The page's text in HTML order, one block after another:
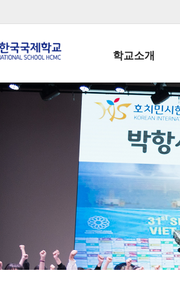
학교소개
학교장인사말
학생회장인사말
학교상징
학교 CI
교직원현황
학생현황
위치/전화
전경사진